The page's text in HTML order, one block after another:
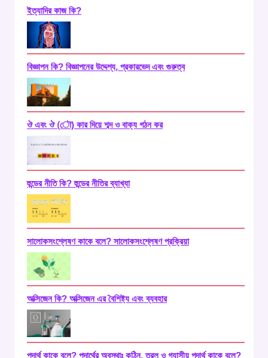
ইত্যাদির কাজ কি?
বিজ্ঞাপন কি? বিজ্ঞাপনের উদ্দেশ্য, প্রকারভেদ এবং গুরুত্ব
ঔ এবং ঔ (ৌ) কার দিয়ে শব্দ ও বাক্য গঠন কর
হুন্ডের নীতি কি? হুন্ডের নীতির ব্যাখ্যা
সালোকসংশ্লেষণ কাকে বলে? সালোকসংশ্লেষণ প্রক্রিয়া
অক্সিজেন কি? অক্সিজেন এর বৈশিষ্ট্য এবং ব্যবহার
পদার্থ কাকে বলে? পদার্থের অবস্থাঃ কঠিন, তরল ও গ্যাসীয় পদার্থ কাকে বলে?